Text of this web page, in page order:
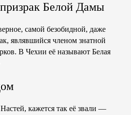
Белой Дамы
самой безобидной, даже
являвшийся членом знатной
В Чехии её называют Белая
кажется так её звали —